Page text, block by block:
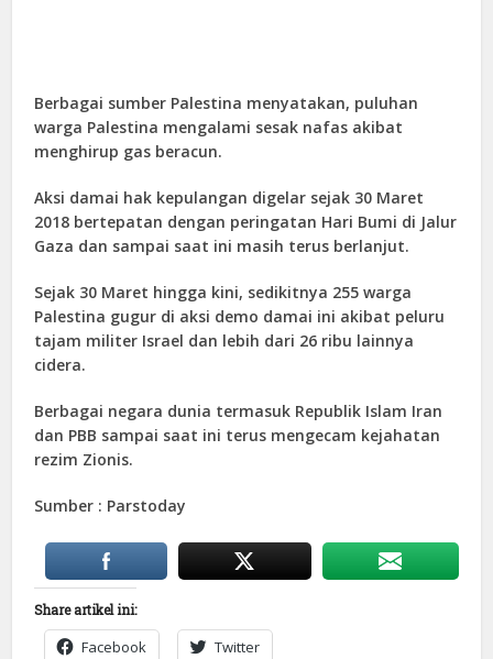
Berbagai sumber Palestina menyatakan, puluhan
warga Palestina mengalami sesak nafas akibat
menghirup gas beracun.
Aksi damai hak kepulangan digelar sejak 30 Maret
2018 bertepatan dengan peringatan Hari Bumi di Jalur
Gaza dan sampai saat ini masih terus berlanjut.
Sejak 30 Maret hingga kini, sedikitnya 255 warga
Palestina gugur di aksi demo damai ini akibat peluru
tajam militer Israel dan lebih dari 26 ribu lainnya
cidera.
Berbagai negara dunia termasuk Republik Islam Iran
dan PBB sampai saat ini terus mengecam kejahatan
rezim Zionis.
Sumber : Parstoday
Share artikel ini:
Facebook Twitter